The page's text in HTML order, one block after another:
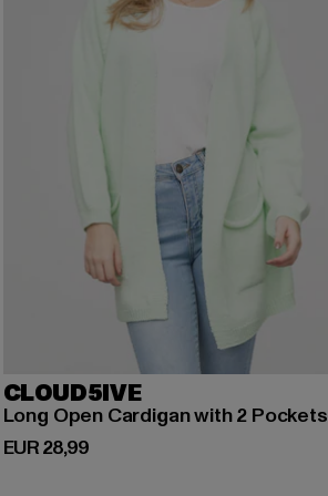
CLOUD5IVE
Long Open Cardigan with 2 Pockets
EUR 28,99
Huidige prijs: EUR 28,99